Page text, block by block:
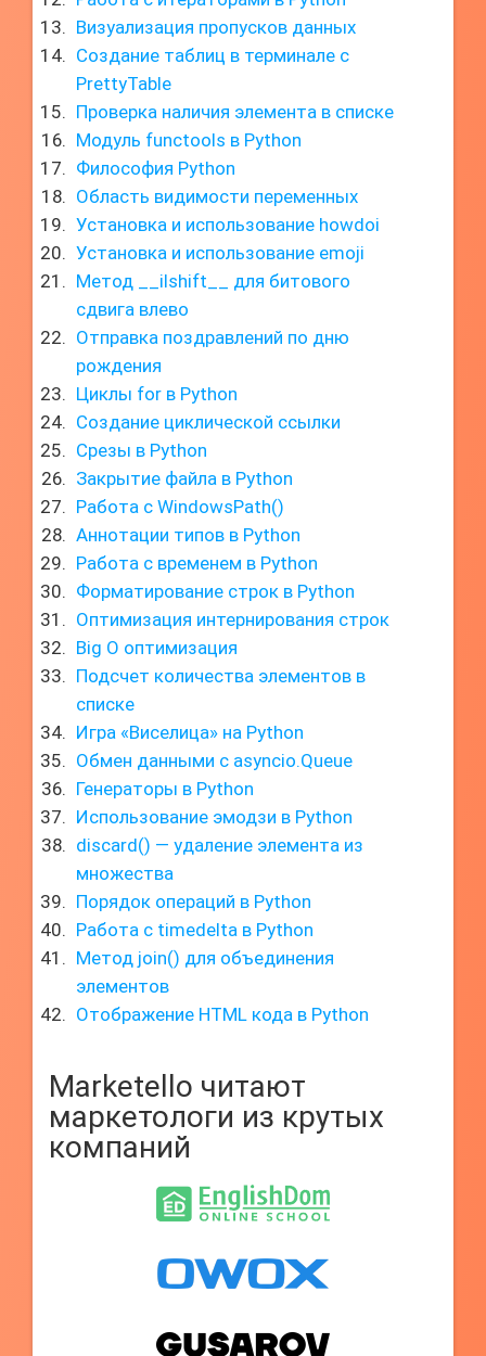
Визуализация пропусков данных
Создание таблиц в терминале с
PrettyTable
Проверка наличия элемента в списке
Модуль functools в Python
Философия Python
Область видимости переменных
Установка и использование howdoi
Установка и использование emoji
Метод __ilshift__ для битового
сдвига влево
Отправка поздравлений по дню
рождения
Циклы for в Python
Создание циклической ссылки
Срезы в Python
Закрытие файла в Python
Работа с WindowsPath()
Аннотации типов в Python
Работа с временем в Python
Форматирование строк в Python
Оптимизация интернирования строк
Big O оптимизация
Подсчет количества элементов в
списке
Игра «Виселица» на Python
Обмен данными с asyncio.Queue
Генераторы в Python
Использование эмодзи в Python
discard() — удаление элемента из
множества
Порядок операций в Python
Работа с timedelta в Python
Метод join() для объединения
элементов
Отображение HTML кода в Python
Marketello читают
маркетологи из крутых
компаний